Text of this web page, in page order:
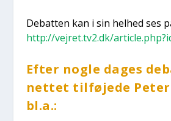
Debat­ten kan i sin hel­hed ses
http://vejret.tv2.dk/
Efter nog­le dages
net­tet til­fø­je­de Peter
bl.a.: